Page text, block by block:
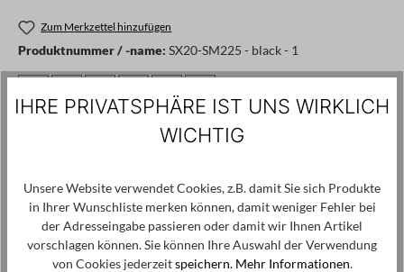
Zum Merkzettel hinzufügen
Produktnummer / -name: SX20-SM225 - black - 1
Angaben zum Hersteller: Fly srl Via Rimini 49 59100 Prato (PO) -
Italy, info@sanctamuerte.com
Produktgalerie überspringen
Kunden haben sich ebenfalls angesehen
IHRE PRIVATSPHÄRE IST UNS WIRKLICH
WICHTIG
Unsere Website verwendet Cookies, z.B. damit Sie sich Produkte
in Ihrer Wunschliste merken können, damit weniger Fehler bei
der Adresseingabe passieren oder damit wir Ihnen Artikel
vorschlagen können. Sie können Ihre Auswahl der Verwendung
von Cookies jederzeitspeichern. Mehr Informationen.